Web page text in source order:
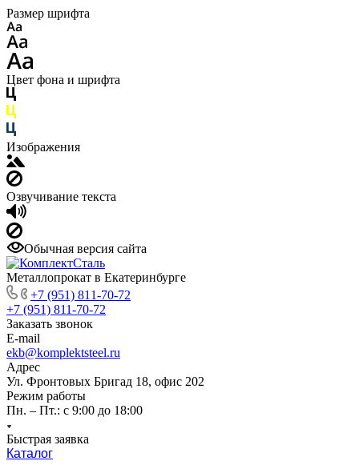
Размер шрифта
Цвет фона и шрифта
Изображения
Озвучивание текста
Обычная версия сайта
Металлопрокат в Екатеринбурге
+7 (951) 811-70-72
+7 (951) 811-70-72
Заказать звонок
E-mail
ekb@komplektsteel.ru
Адрес
Ул. Фронтовых Бригад 18, офис 202
Режим работы
Пн. – Пт.: с 9:00 до 18:00
Быстрая заявка
Каталог